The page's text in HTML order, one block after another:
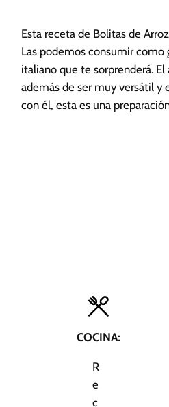
Esta receta de Bolitas de
Las podemos consumir como
italiano que te sorprenderá.
además de ser muy versátil y
con él, esta es una
COCINA:
R
e
c